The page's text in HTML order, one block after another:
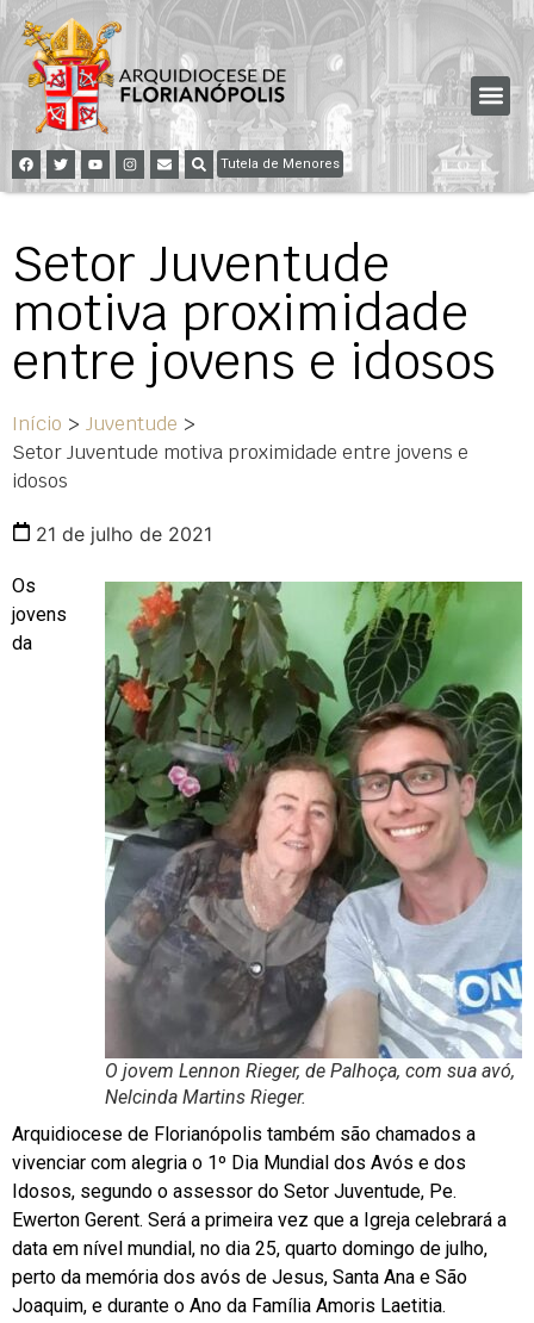
Tutela de Menores
Setor Juventude
motiva proximidade
entre jovens e idosos
Início > Juventude >
Setor Juventude motiva proximidade entre jovens e
idosos
21 de julho de 2021
O jovem Lennon Rieger, de Palhoça, com sua avó,
Nelcinda Martins Rieger.
Os
jovens
da
Arquidiocese de Florianópolis também são chamados a
vivenciar com alegria o 1º Dia Mundial dos Avós e dos
Idosos, segundo o assessor do Setor Juventude, Pe.
Ewerton Gerent. Será a primeira vez que a Igreja celebrará a
data em nível mundial, no dia 25, quarto domingo de julho,
perto da memória dos avós de Jesus, Santa Ana e São
Joaquim, e durante o Ano da Família Amoris Laetitia.